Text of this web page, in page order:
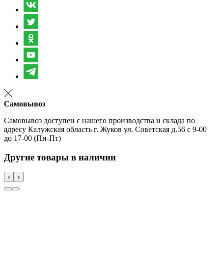
Самовывоз
Самовывоз доступен с нашего производства и склада по
адресу Калужская область г. Жуков ул. Советская д.56 с 9-00
до 17-00 (Пн-Пт)
Другие товары в наличии
‹ ›